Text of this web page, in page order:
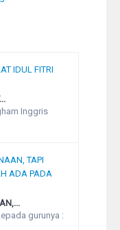
Inggris
gurunya :